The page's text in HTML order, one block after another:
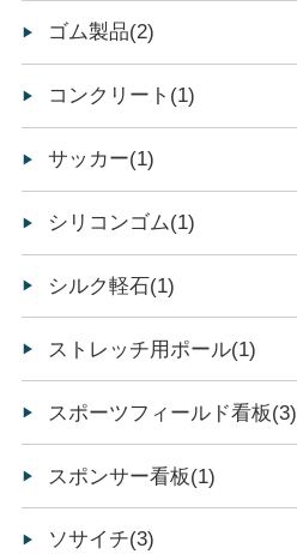
ゴム製品(2)
コンクリート(1)
サッカー(1)
シリコンゴム(1)
シルク軽石(1)
ストレッチ用ポール(1)
スポーツフィールド看板(3)
スポンサー看板(1)
ソサイチ(3)